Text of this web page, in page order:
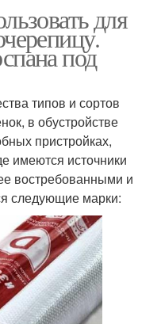
для
под
типов и сортов
в обустройстве
пристройках,
имеются источники
востребованными и
следующие марки: